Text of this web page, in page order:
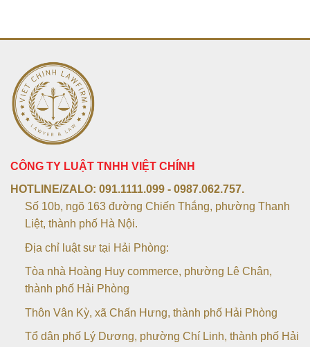
CÔNG TY LUẬT TNHH VIỆT CHÍNH
HOTLINE/ZALO: 091.1111.099 - 0987.062.757.
Số 10b, ngõ 163 đường Chiến Thắng, phường Thanh
Liệt, thành phố Hà Nội.
Địa chỉ luật sư tại Hải Phòng:
Tòa nhà Hoàng Huy commerce, phường Lê Chân,
thành phố Hải Phòng
Thôn Vân Kỳ, xã Chấn Hưng, thành phố Hải Phòng
Tổ dân phố Lý Dương, phường Chí Linh, thành phố Hải